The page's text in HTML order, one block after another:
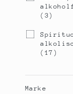
(3)
e
,
(17)
u
Marke